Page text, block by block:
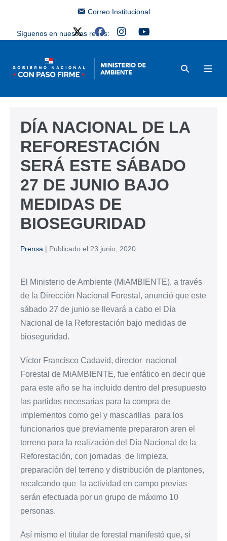
Correo Institucional
Síguenos en nuestras redes:
DÍA NACIONAL DE LA
REFORESTACIÓN
SERÁ ESTE SÁBADO
27 DE JUNIO BAJO
MEDIDAS DE
BIOSEGURIDAD
Prensa | Publicado el 23 junio, 2020
El Ministerio de Ambiente (MiAMBIENTE), a través
de la Dirección Nacional Forestal, anunció que este
sábado 27 de junio se llevará a cabo el Día
Nacional de la Reforestación bajo medidas de
bioseguridad.
Víctor Francisco Cadavid, director nacional
Forestal de MiAMBIENTE, fue enfático en decir que
para este año se ha incluido dentro del presupuesto
las partidas necesarias para la compra de
implementos como gel y mascarillas para los
funcionarios que previamente prepararon aren el
terreno para la realización del Día Nacional de la
Reforestación, con jornadas de limpieza,
preparación del terreno y distribución de plantones,
recalcando que la actividad en campo previas
serán efectuada por un grupo de máximo 10
personas.
Así mismo el titular de forestal manifestó que, si